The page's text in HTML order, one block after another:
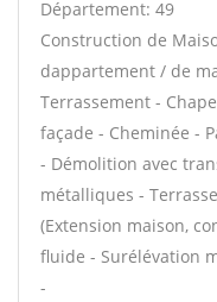
Département: 49
Construction de
dappartement / de
Terrassement -
façade - Cheminée -
- Démolition avec
métalliques -
(Extension maison,
fluide - Surélévation
-